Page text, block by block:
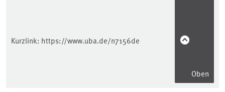
Kurzlink: https://www.uba.de/n7156de
Oben